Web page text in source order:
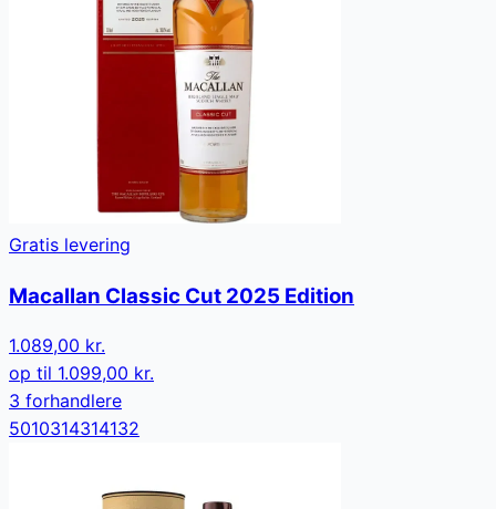
Gratis levering
Macallan Classic Cut 2025 Edition
1.089,00 kr.
op til 1.099,00 kr.
3 forhandlere
5010314314132